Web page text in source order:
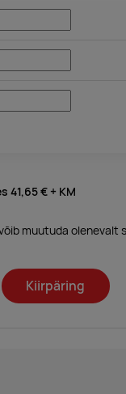
41,65 € + KM
muutuda
Kiirpäring